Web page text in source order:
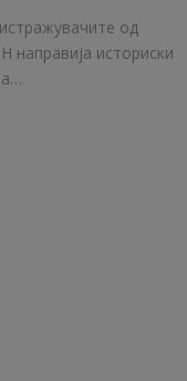
од
направија историски